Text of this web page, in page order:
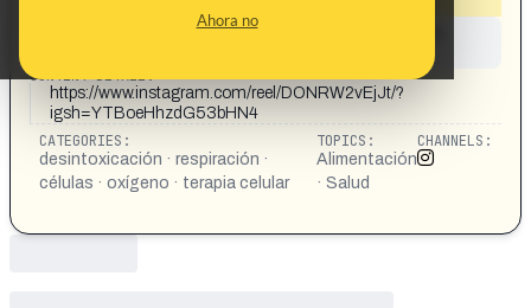
Ahora no
This content has not yet been investigated by the
CONTENT DETAIL:
https://www.instagram.com/reel/DONRW2vEjJt/?
igsh=YTBoeHhzdG53bHN4
CATEGORIES:
desintoxicación · respiración ·
células · oxígeno · terapia celular
TOPICS:
Alimentación
· Salud
CHANNELS: